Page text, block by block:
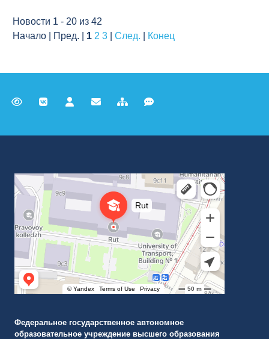
Новости 1 - 20 из 42
Начало | Пред. | 1 2 3 След. Конец
Российский университет транспорта
ВУЗ в Москве
Федеральное государственное автономное
образовательное учреждение высшего образования